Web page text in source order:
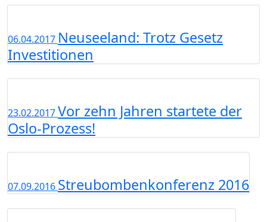
06.04.2017 Neuseeland: Trotz Gesetz
Investitionen
23.02.2017Vor zehn Jahren startete der
Oslo-Prozess!
07.09.2016 Streubombenkonferenz 2016